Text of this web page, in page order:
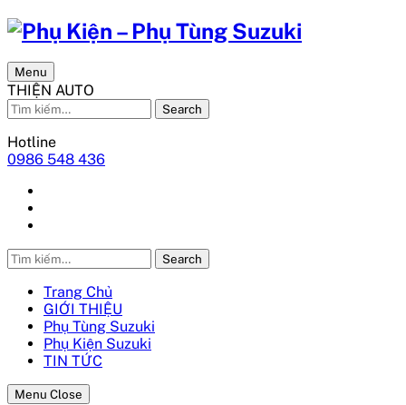
Menu
THIỆN AUTO
Search
Hotline
0986 548 436
Search
Trang Chủ
GIỚI THIỆU
Phụ Tùng Suzuki
Phụ Kiện Suzuki
TIN TỨC
Menu Close